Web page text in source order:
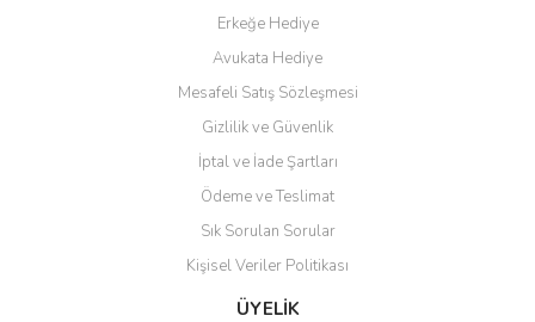
Erkeğe Hediye
Avukata Hediye
Mesafeli Satış Sözleşmesi
Gizlilik ve Güvenlik
İptal ve İade Şartları
Ödeme ve Teslimat
Sık Sorulan Sorular
Kişisel Veriler Politikası
ÜYELİK